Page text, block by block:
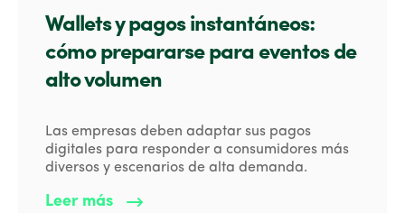
Wallets y pagos instantáneos:
cómo prepararse para eventos de
alto volumen
Las empresas deben adaptar sus pagos
digitales para responder a consumidores más
diversos y escenarios de alta demanda.
Leer más